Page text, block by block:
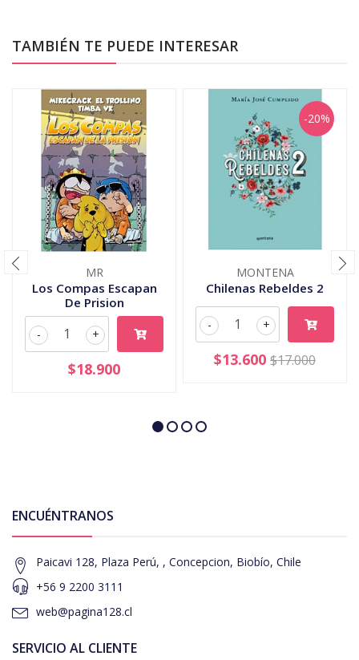
TAMBIÉN TE PUEDE INTERESAR
MR
Los Compas Escapan
De Prision
+
-
$18.900
-20%
MONTENA
Chilenas Rebeldes 2
+
-
$13.600 $17.000
ENCUÉNTRANOS
Paicavi 128, Plaza Perú, , Concepcion, Biobío, Chile
+56 9 2200 3111
web@pagina128.cl
SERVICIO AL CLIENTE